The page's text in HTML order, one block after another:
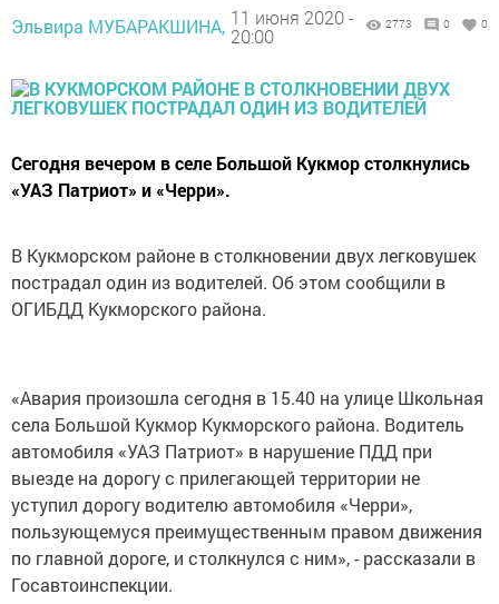
Эльвира МУБАРАКШИНА, 11 июня 2020 -
20:00
2773 0 0
Сегодня вечером в селе Большой Кукмор столкнулись
«УАЗ Патриот» и «Черри».
В Кукморском районе в столкновении двух легковушек
пострадал один из водителей. Об этом сообщили в
ОГИБДД Кукморского района.
«Авария произошла сегодня в 15.40 на улице Школьная
села Большой Кукмор Кукморского района. Водитель
автомобиля «УАЗ Патриот» в нарушение ПДД при
выезде на дорогу с прилегающей территории не
уступил дорогу водителю автомобиля «Черри»,
пользующемуся преимущественным правом движения
по главной дороге, и столкнулся с ним», - рассказали в
Госавтоинспекции.